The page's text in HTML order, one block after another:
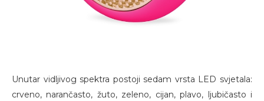
Unutar vidljivog spektra postoji sedam vrsta LED svjetala:
crveno, narančasto, žuto, zeleno, cijan, plavo, ljubičasto i